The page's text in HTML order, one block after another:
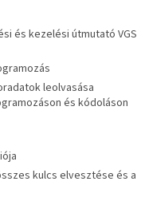
és kezelési útmutató VGS
leolvasása
és kódoláson
kulcs elvesztése és a